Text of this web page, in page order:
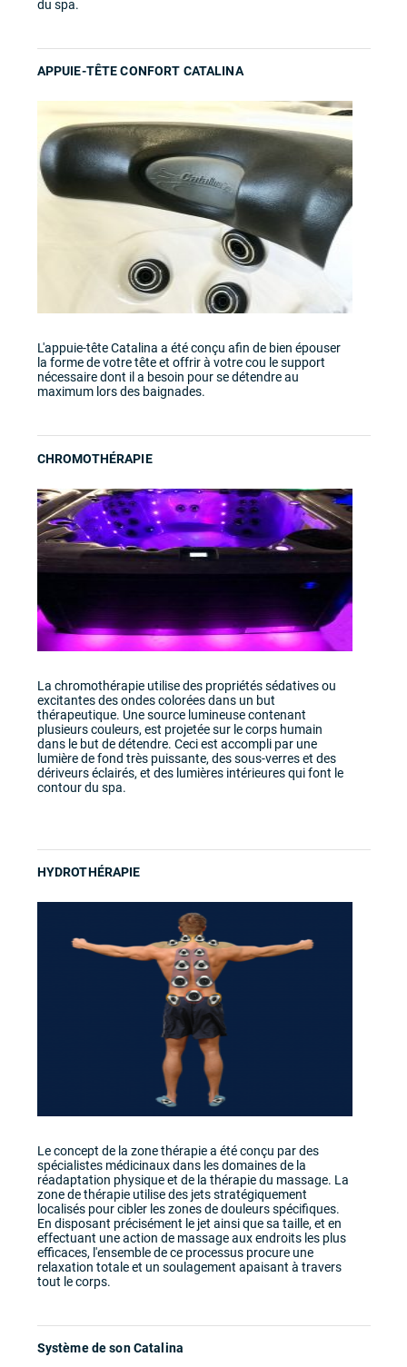
du spa.
APPUIE-TÊTE CONFORT CATALINA
L'appuie-tête Catalina a été conçu afin de bien épouser
la forme de votre tête et offrir à votre cou le support
nécessaire dont il a besoin pour se détendre au
maximum lors des baignades.
CHROMOTHÉRAPIE
La chromothérapie utilise des propriétés sédatives ou
excitantes des ondes colorées dans un but
thérapeutique. Une source lumineuse contenant
plusieurs couleurs, est projetée sur le corps humain
dans le but de détendre. Ceci est accompli par une
lumière de fond très puissante, des sous-verres et des
dériveurs éclairés, et des lumières intérieures qui font le
contour du spa.
HYDROTHÉRAPIE
Le concept de la zone thérapie a été conçu par des
spécialistes médicinaux dans les domaines de la
réadaptation physique et de la thérapie du massage. La
zone de thérapie utilise des jets stratégiquement
localisés pour cibler les zones de douleurs spécifiques.
En disposant précisément le jet ainsi que sa taille, et en
effectuant une action de massage aux endroits les plus
efficaces, l'ensemble de ce processus procure une
relaxation totale et un soulagement apaisant à travers
tout le corps.
Système de son Catalina